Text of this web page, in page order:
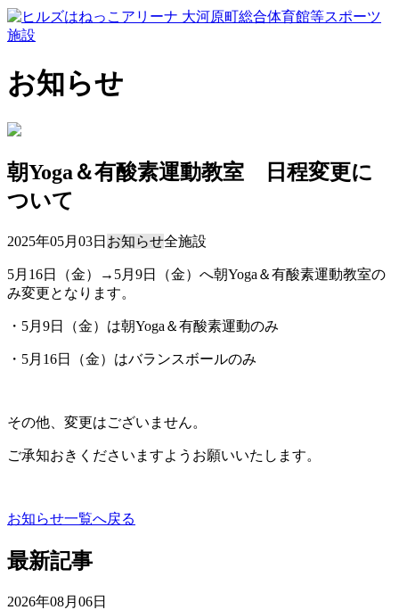
お知らせ
朝Yoga＆有酸素運動教室 日程変更に
ついて
2025年05月03日 お知らせ全施設
5月16日（金）→5月9日（金）へ朝Yoga＆有酸素運動教室の
み変更となります。
・5月9日（金）は朝Yoga＆有酸素運動のみ
・5月16日（金）はバランスボールのみ
その他、変更はございません。
ご承知おきくださいますようお願いいたします。
お知らせ一覧へ戻る
最新記事
2026年08月06日